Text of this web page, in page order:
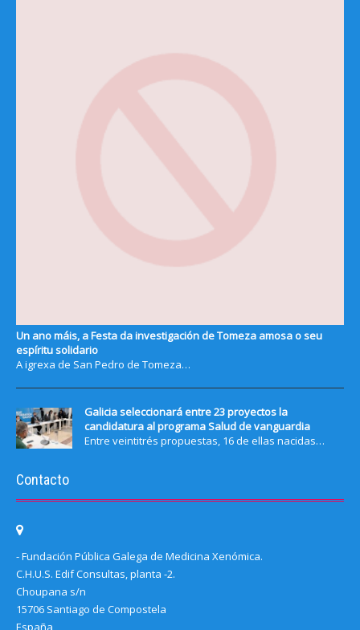
Un ano máis, a Festa da investigación de Tomeza amosa o seu
espíritu solidario
A igrexa de San Pedro de Tomeza…
Galicia seleccionará entre 23 proyectos la
candidatura al programa Salud de vanguardia
Entre veintitrés propuestas, 16 de ellas nacidas…
Contacto
- Fundación Pública Galega de Medicina Xenómica.
C.H.U.S. Edif Consultas, planta -2.
Choupana s/n
15706 Santiago de Compostela
España